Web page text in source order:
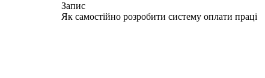
Запис
Як самостійно розробити систему оплати праці